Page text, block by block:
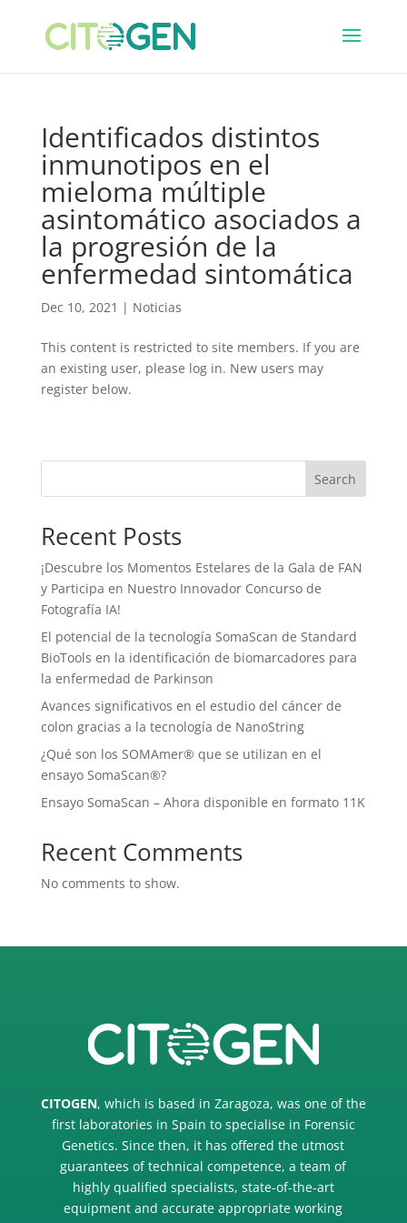
Identificados distintos
inmunotipos en el
mieloma múltiple
asintomático asociados a
la progresión de la
enfermedad sintomática
Dec 10, 2021 | Noticias
This content is restricted to site members. If you are
an existing user, please log in. New users may
register below.
Search
Recent Posts
¡Descubre los Momentos Estelares de la Gala de FAN
y Participa en Nuestro Innovador Concurso de
Fotografía IA!
El potencial de la tecnología SomaScan de Standard
BioTools en la identificación de biomarcadores para
la enfermedad de Parkinson
Avances significativos en el estudio del cáncer de
colon gracias a la tecnología de NanoString
¿Qué son los SOMAmer® que se utilizan en el
ensayo SomaScan®?
Ensayo SomaScan – Ahora disponible en formato 11K
Recent Comments
No comments to show.
CITOGEN, which is based in Zaragoza, was one of the
first laboratories in Spain to specialise in Forensic
Genetics. Since then, it has offered the utmost
guarantees of technical competence, a team of
highly qualified specialists, state-of-the-art
equipment and accurate appropriate working